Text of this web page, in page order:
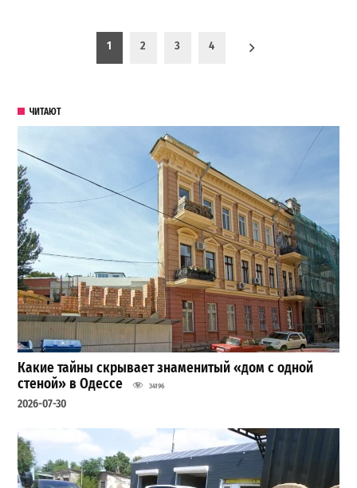
Пагинация записей
1 2 3 4
ЧИТАЮТ
Какие тайны скрывает знаменитый «дом с одной
стеной» в Одессе
34196
2026-07-30